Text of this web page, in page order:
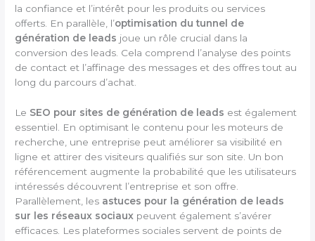
la confiance et l’intérêt pour les produits ou services
offerts. En parallèle, l’optimisation du tunnel de
génération de leads joue un rôle crucial dans la
conversion des leads. Cela comprend l’analyse des points
de contact et l’affinage des messages et des offres tout au
long du parcours d’achat.
Le SEO pour sites de génération de leads est également
essentiel. En optimisant le contenu pour les moteurs de
recherche, une entreprise peut améliorer sa visibilité en
ligne et attirer des visiteurs qualifiés sur son site. Un bon
référencement augmente la probabilité que les utilisateurs
intéressés découvrent l’entreprise et son offre.
Parallèlement, les astuces pour la génération de leads
sur les réseaux sociaux peuvent également s’avérer
efficaces. Les plateformes sociales servent de points de